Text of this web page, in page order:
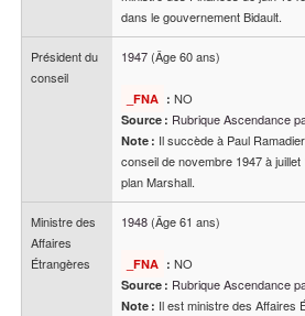
dans le gouvernement Bidault.
Président du
conseil
1947 (Âge 60 ans)
_FNA : NO
Source : Rubrique Ascendance
Note : Il succède à Paul
conseil de novembre 1947 à
plan Marshall.
Ministre des
Affaires
Étrangères
1948 (Âge 61 ans)
_FNA : NO
Source : Rubrique Ascendance
Note : Il est ministre des Affaires